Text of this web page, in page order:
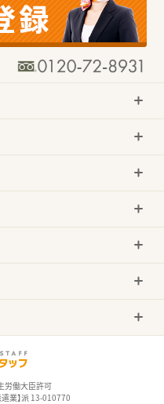
労働大臣許可
遣業】派 13-010770